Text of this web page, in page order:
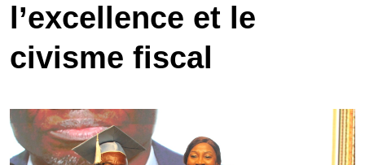
l’excellence et le
civisme fiscal